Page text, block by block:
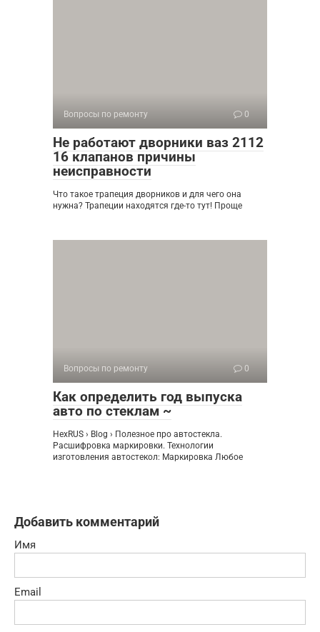
Вопросы по ремонту 0
Не работают дворники ваз 2112
16 клапанов причины
неисправности
Что такое трапеция дворников и для чего она
нужна? Трапеции находятся где-то тут! Проще
Вопросы по ремонту 0
Как определить год выпуска
авто по стеклам ~
HexRUS › Blog › Полезное про автостекла.
Расшифровка маркировки. Технологии
изготовления автостекол: Маркировка Любое
Добавить комментарий
Имя
Email